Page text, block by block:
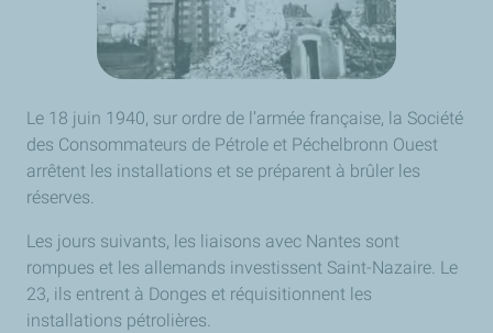
Le 18 juin 1940, sur ordre de l’armée française, la Société
des Consommateurs de Pétrole et Péchelbronn Ouest
arrêtent les installations et se préparent à brûler les
réserves.
Les jours suivants, les liaisons avec Nantes sont
rompues et les allemands investissent Saint-Nazaire. Le
23, ils entrent à Donges et réquisitionnent les
installations pétrolières.